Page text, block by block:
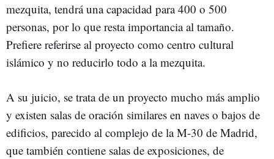
mezquita, tendrá una capacidad para 400 o 500
personas, por lo que resta importancia al tamaño.
Prefiere referirse al proyecto como centro cultural
islámico y no reducirlo todo a la mezquita.
A su juicio, se trata de un proyecto mucho más amplio
y existen salas de oración similares en naves o bajos de
edificios, parecido al complejo de la M-30 de Madrid,
que también contiene salas de exposiciones, de